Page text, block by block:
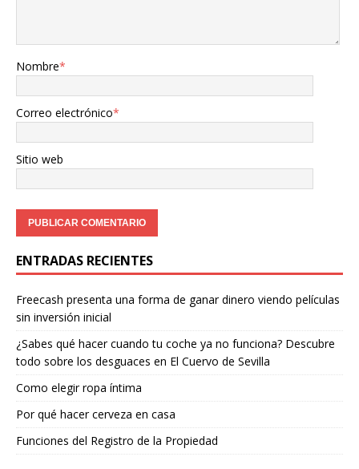
Nombre*
Correo electrónico*
Sitio web
ENTRADAS RECIENTES
Freecash presenta una forma de ganar dinero viendo películas
sin inversión inicial
¿Sabes qué hacer cuando tu coche ya no funciona? Descubre
todo sobre los desguaces en El Cuervo de Sevilla
Como elegir ropa íntima
Por qué hacer cerveza en casa
Funciones del Registro de la Propiedad